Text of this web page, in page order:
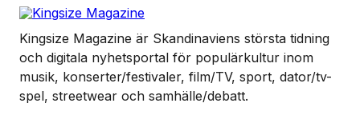
Kingsize Magazine är Skandinaviens största tidning
och digitala nyhetsportal för populärkultur inom
musik, konserter/festivaler, film/TV, sport, dator/tv-
spel, streetwear och samhälle/debatt.